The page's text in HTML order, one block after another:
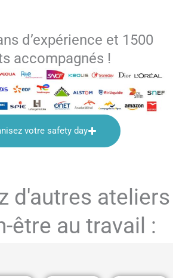
d’expérience et 1500
accompagnés !
votre safety day
d'autres ateliers
être au travail :